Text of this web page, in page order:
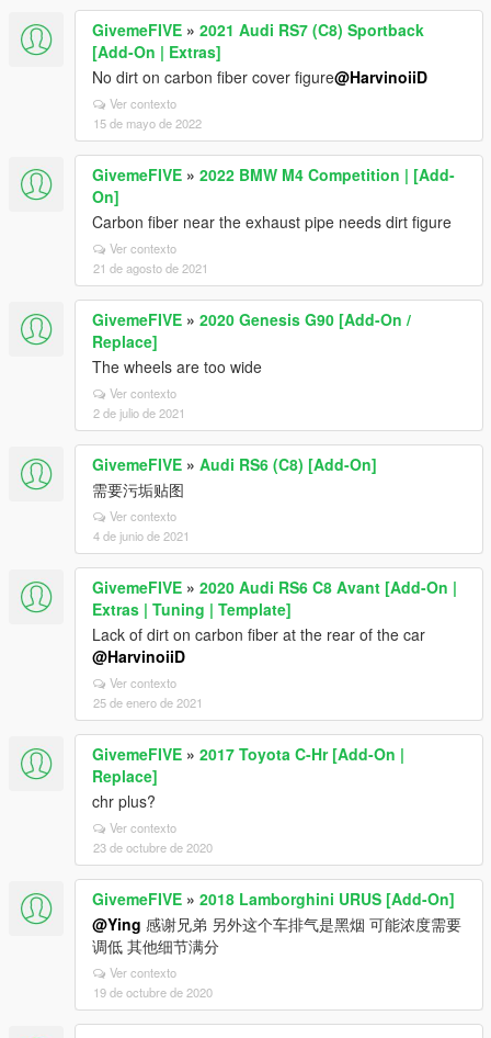
GivemeFIVE » 2021 Audi RS7 (C8) Sportback
[Add-On | Extras]
No dirt on carbon fiber cover figure@HarvinoiiD
Ver contexto
15 de mayo de 2022
GivemeFIVE » 2022 BMW M4 Competition | [Add-
On]
Carbon fiber near the exhaust pipe needs dirt figure
Ver contexto
21 de agosto de 2021
GivemeFIVE » 2020 Genesis G90 [Add-On /
Replace]
The wheels are too wide
Ver contexto
2 de julio de 2021
GivemeFIVE » Audi RS6 (C8) [Add-On]
需要污垢贴图
Ver contexto
4 de junio de 2021
GivemeFIVE » 2020 Audi RS6 C8 Avant [Add-On |
Extras | Tuning | Template]
Lack of dirt on carbon fiber at the rear of the car
@HarvinoiiD
Ver contexto
25 de enero de 2021
GivemeFIVE » 2017 Toyota C-Hr [Add-On |
Replace]
chr plus?
Ver contexto
23 de octubre de 2020
GivemeFIVE » 2018 Lamborghini URUS [Add-On]
@Ying 感谢兄弟 另外这个车排气是黑烟 可能浓度需要
调低 其他细节满分
Ver contexto
19 de octubre de 2020